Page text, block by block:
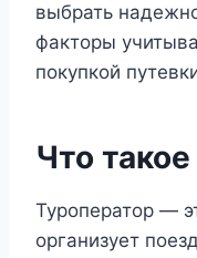
выбрать
факторы
покупкой
Что
Туроператор —
организует